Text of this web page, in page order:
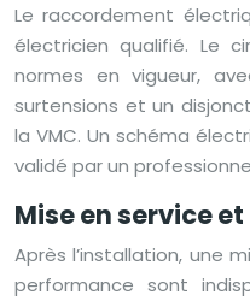
Le raccordement
électricien qualifié. Le
normes en vigueur,
surtensions et un
la VMC. Un schéma
validé par un
Mise en service
Après l’installation, une
performance sont